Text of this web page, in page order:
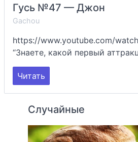
Гусь №47 — Джон
Gachou
https://www.youtube.com/
“Знаете, какой первый
Читать
Случайные